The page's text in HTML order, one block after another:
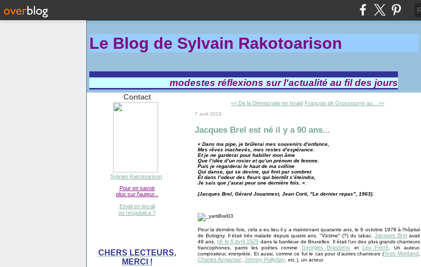
Le Blog de Sylvain Rakotoarison
modestes réflexions sur l'actualité au fil des jours
Contact
Sylvain Rakotoarison
Pour en savoir
plus sur l'auteur...
Email en tiscali
ou respublica ?
CHERS LECTEURS,
MERCI !
<< De la Démocratie en Israël François de Grossouvre au... >>
7 avril 2019
Jacques Brel est né il y a 90 ans...
« Dans ma pipe, je brûlerai mes souvenirs d’enfance,
Mes rêves inachevés, mes restes d’espérance.
Et je ne garderai pour habiller mon âme
Que l’idée d’un rosier et qu’un prénom de femme.
Puis je regarderai le haut de ma colline
Qui danse, qui se devine, qui finit par sombrer.
Et dans l’odeur des fleurs qui bientôt s’éteindra,
Je sais que j’aurai peur une dernière fois. ».
(Jacques Brel, Gérard Jouannest, Jean Corti, "Le dernier repas", 1963).
Peur la dernière fois, cela a eu lieu il y a maintenant quarante ans, le 9 octobre 1978 à l’hôpital
de Bobigny. Il était très malade depuis quatre ans. "Victime" (?) du tabac.Jacques Brel avait
49 ans,né le 8 avril 1929 dans la banlieue de Bruxelles. Il était l’un des plus grands chanteurs
francophones, parmi les poètes comme Georges Brassens et Léo Ferré . Un auteur,
compositeur, interprète. Et aussi, comme ce fut le cas pour d’autres chanteurs (Yves Montand
Charles Aznavour Johnny Hallyday , etc.), un acteur.